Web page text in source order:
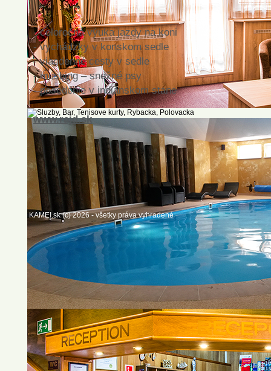
- celoročná výuka jazdy na koni
- vychádzky v konskom sedle
- viacdenné cesty v sedle
- mushing – snežné psy
- posedenie v indiánskom stane
www.rajd.sk
KAMEI.sk (c) 2026 - všetky práva vyhradené